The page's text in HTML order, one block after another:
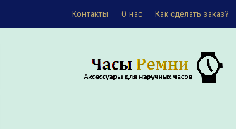
Контакты О наc Как сделать заказ?